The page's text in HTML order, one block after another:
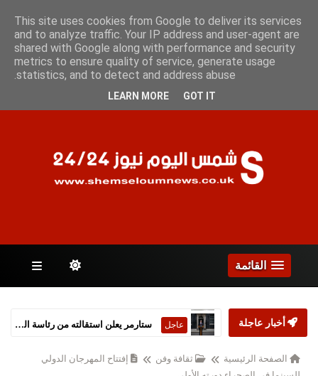
الصفحات
القائمة
أخبار عاجلة عاجل
الصفحة الرئيسية ثقافة وفن
إفتتاح المهرجان الدولي
This site uses cookies from Google to deliver its services
and to analyze traffic. Your IP address and user-agent are
shared with Google along with performance and security
metrics to ensure quality of service, generate usage
statistics, and to detect and address abuse.
LEARN MORE GOT IT